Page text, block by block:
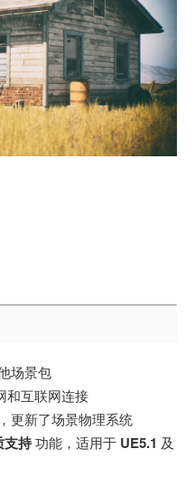
场景包
和互联网连接
更新了场景物理系统
支持功能，适用于 UE5.1 及